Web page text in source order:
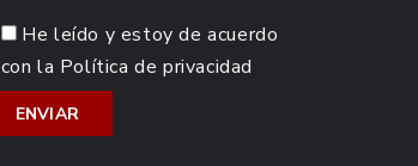
He leído y estoy de acuerdo
con la Política de privacidad